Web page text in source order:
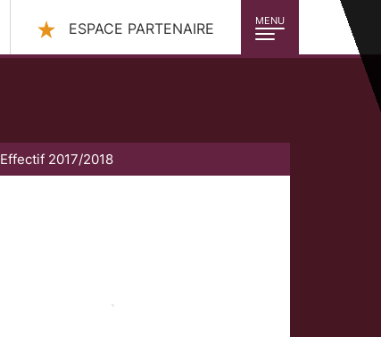
MENU
ESPACE PARTENAIRE
Effectif 2017/2018